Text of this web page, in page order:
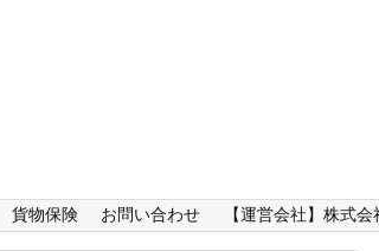
貨物保険 お問い合わせ 【運営会社】株式